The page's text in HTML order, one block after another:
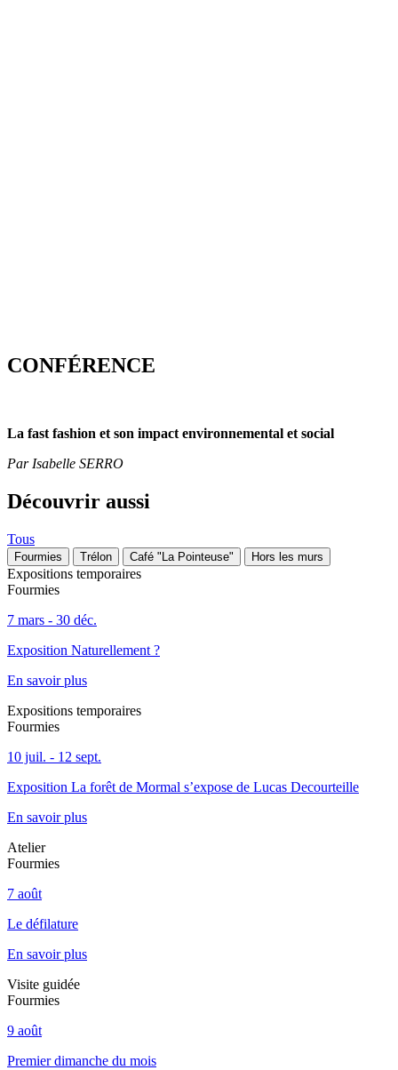
CONFÉRENCE
La fast fashion et son impact environnemental et social
Par Isabelle SERRO
Découvrir aussi
Tous
Fourmies Trélon Café "La Pointeuse" Hors les murs
Expositions temporaires
Fourmies
7 mars - 30 déc.
Exposition Naturellement ?
En savoir plus
Expositions temporaires
Fourmies
10 juil. - 12 sept.
Exposition La forêt de Mormal s’expose de Lucas Decourteille
En savoir plus
Atelier
Fourmies
7 août
Le défilature
En savoir plus
Visite guidée
Fourmies
9 août
Premier dimanche du mois